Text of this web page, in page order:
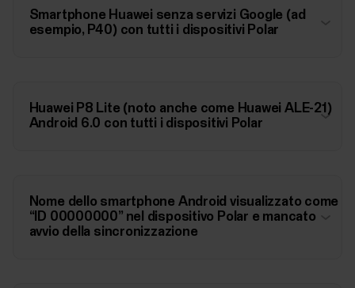
Smartphone Huawei senza servizi Google (ad
esempio, P40) con tutti i dispositivi Polar
Huawei P8 Lite (noto anche come Huawei ALE-21)
Android 6.0 con tutti i dispositivi Polar
Nome dello smartphone Android visualizzato come
“ID 00000000” nel dispositivo Polar e mancato
avvio della sincronizzazione